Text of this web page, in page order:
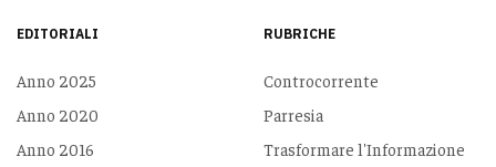
EDITORIALI
Anno 2025
Anno 2020
Anno 2016
RUBRICHE
Controcorrente
Parresia
Trasformare l'Informazione